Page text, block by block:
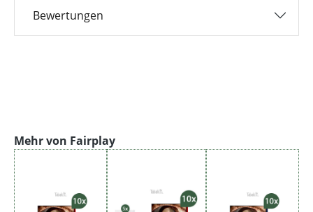
Bewertungen
Produktgalerie überspringen
Mehr von Fairplay